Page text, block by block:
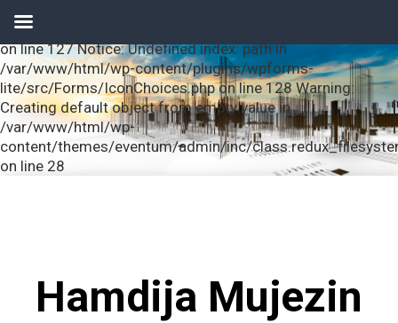
content/plugins/wpforms-lite/src/Forms/IconChoices.php
on line 127 Notice: Undefined index: path in
/var/www/html/wp-content/plugins/wpforms-
lite/src/Forms/IconChoices.php on line 128 Warning:
Creating default object from empty value in
/var/www/html/wp-
content/themes/eventum/admin/inc/
on line 28
Hamdija Mujezin